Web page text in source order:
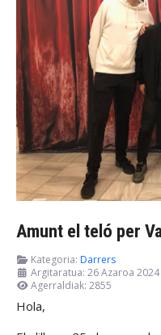
Amunt el teló per
Kategoria: Darrers
Argitaratua: 26 Azaroa 2024
Agerraldiak: 2855
Hola,